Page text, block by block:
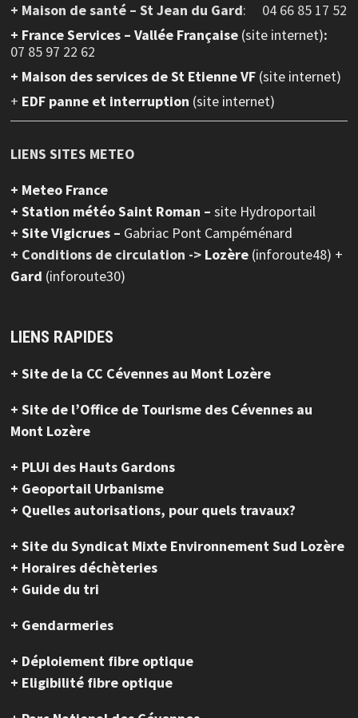
+ Maison de santé – St Jean du Gard: 04 66 85 17 52
+ France Services – Vallée Française (site internet):
07 85 97 22 62
+ Maison des services de St Etienne VF (site internet)
+ EDF panne et interruption (site internet)
LIENS SITES METEO
+ Meteo France
+ Station météo Saint Roman – site Hydroportail
+ Site Vigicrues – Gabriac Pont Campéménard
+ Conditions de circulation -> Lozère (inforoute48) +
Gard (inforoute30)
LIENS RAPIDES
+ Site de la CC Cévennes au Mont Lozère
+ Site de l’Office de Tourisme des Cévennes au
Mont Lozère
+ PLUi des Hauts Gardons
+ Geoportail Urbanisme
+ Quelles autorisations, pour quels travaux?
+ Site du Syndicat Mixte Environnement Sud Lozère
+ Horaires déchèteries
+ Guide du tri
+ Gendarmeries
+ Déploiement fibre optique
+ Eligibilité fibre optique